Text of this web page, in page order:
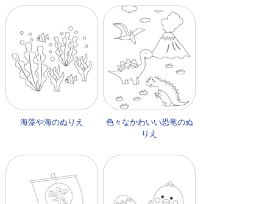
海藻や海のぬりえ
色々なかわいい恐竜のぬ
りえ